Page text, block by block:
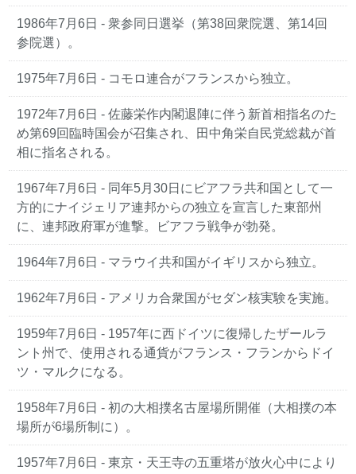
1986年7月6日 - 衆参同日選挙（第38回衆院選、第14回
参院選）。
1975年7月6日 - コモロ連合がフランスから独立。
1972年7月6日 - 佐藤栄作内閣退陣に伴う新首相指名のた
め第69回臨時国会が召集され、田中角栄自民党総裁が首
相に指名される。
1967年7月6日 - 同年5月30日にビアフラ共和国として一
方的にナイジェリア連邦からの独立を宣言した東部州
に、連邦政府軍が進撃。ビアフラ戦争が勃発。
1964年7月6日 - マラウイ共和国がイギリスから独立。
1962年7月6日 - アメリカ合衆国がセダン核実験を実施。
1959年7月6日 - 1957年に西ドイツに復帰したザールラ
ント州で、使用される通貨がフランス・フランからドイ
ツ・マルクになる。
1958年7月6日 - 初の大相撲名古屋場所開催（大相撲の本
場所が6場所制に）。
1957年7月6日 - 東京・天王寺の五重塔が放火心中により